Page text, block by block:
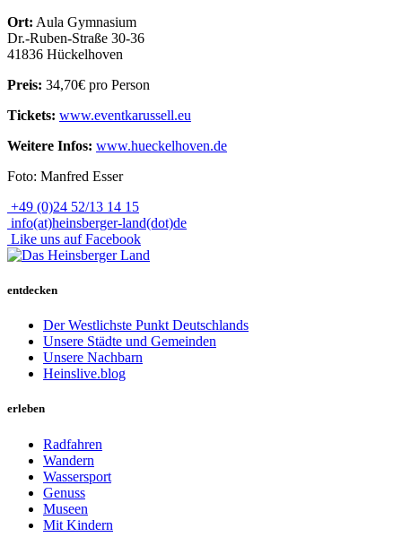
Ort: Aula Gymnasium
Dr.-Ruben-Straße 30-36
41836 Hückelhoven
Preis: 34,70€ pro Person
Tickets: www.eventkarussell.eu
Weitere Infos: www.hueckelhoven.de
Foto: Manfred Esser
+49 (0)24 52/13 14 15
info(at)heinsberger-land(dot)de
Like uns auf Facebook
entdecken
Der Westlichste Punkt Deutschlands
Unsere Städte und Gemeinden
Unsere Nachbarn
Heinslive.blog
erleben
Radfahren
Wandern
Wassersport
Genuss
Museen
Mit Kindern